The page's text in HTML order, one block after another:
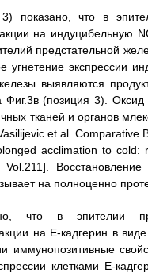
показано, что в
на индуцибельную
предстательной
угнетение
выявляются
Фиг.3в (позиция 3).
тканей и органов
et al. Comparative
acclimation to
Vol.211].
на полноценно
что в эпителии
на Е-кадгерин в
иммунопозитивные
клетками Е-